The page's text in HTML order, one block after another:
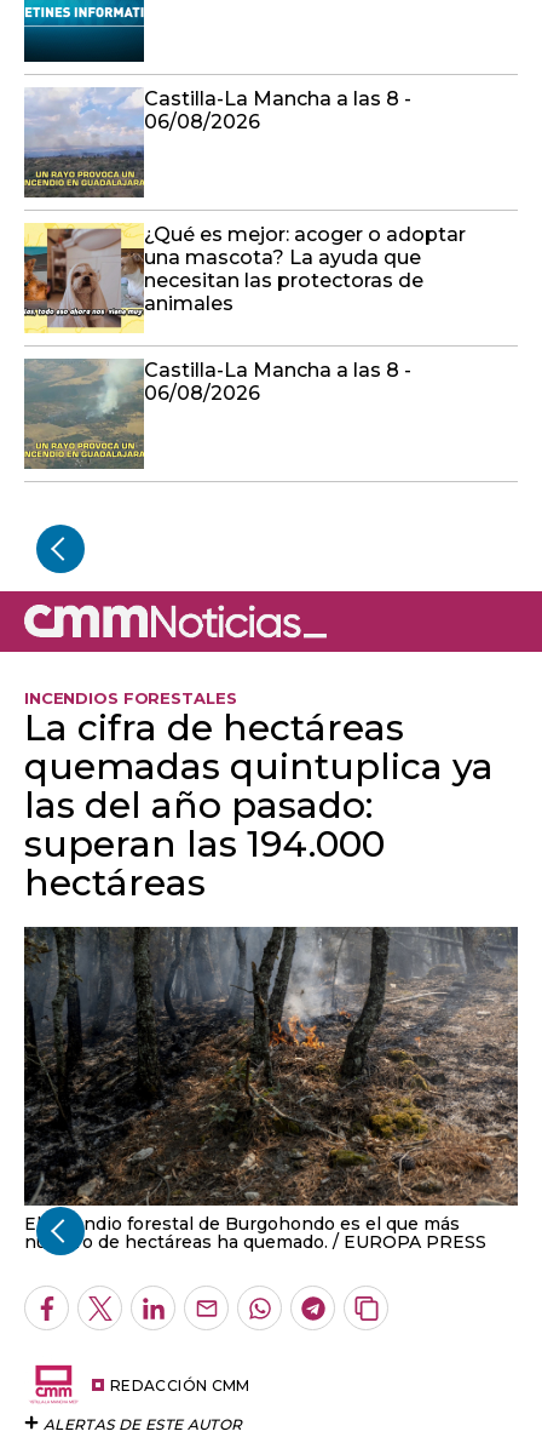
Castilla-La Mancha a las 8 -
06/08/2026
¿Qué es mejor: acoger o adoptar
una mascota? La ayuda que
necesitan las protectoras de
animales
Castilla-La Mancha a las 8 -
06/08/2026
INCENDIOS FORESTALES
La cifra de hectáreas
quemadas quintuplica ya
las del año pasado:
superan las 194.000
hectáreas
El incendio forestal de Burgohondo es el que más
número de hectáreas ha quemado.
EUROPA PRESS
Facebook
TwitterLinkedInEnviarWhatsapp
Telegram
Copiar
REDACCIÓN CMM
ALERTAS DE ESTE AUTOR